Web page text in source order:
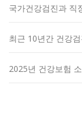
국가건강검진과 직
최근 10년간 건강
2025년 건강보험